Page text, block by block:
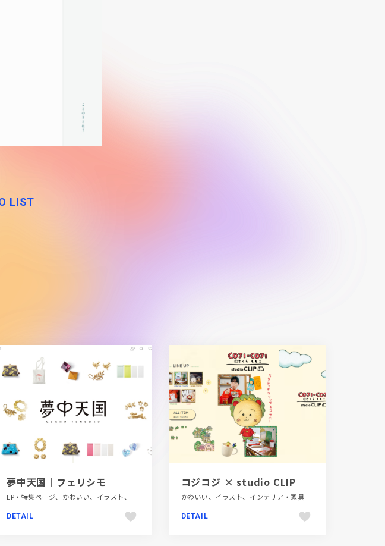
LIST
夢中天国｜フェリシモ
LP・特集ページ、かわいい、イラスト、インテリア・家具・雑貨・家電、ベージュ・ゴールド系、ホワイト系、モーション多め
DETAIL
コジコジ × studio CLIP
かわいい、イラスト、インテリア・家具・雑貨・家電、デザイン・アート・音楽・文芸、ナチュラル、ブランド・サービスサイト、ベージュ・ゴールド系
DETAIL